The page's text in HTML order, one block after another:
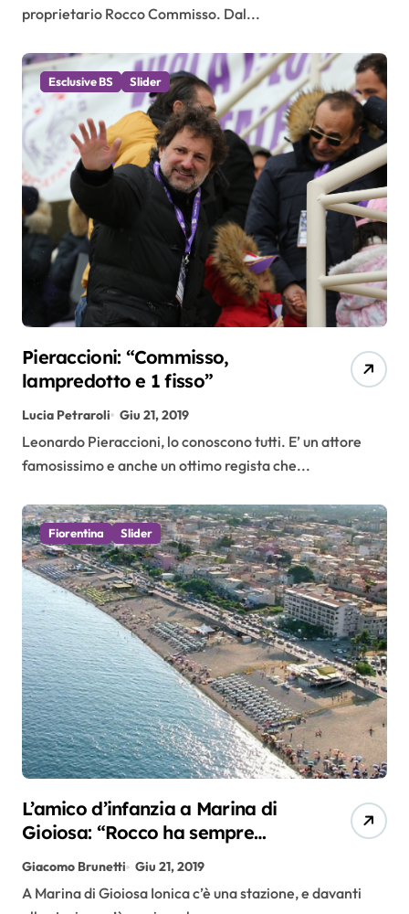
proprietario Rocco Commisso. Dal...
Esclusive BS Slider
Pieraccioni: “Commisso,
lampredotto e 1 fisso”
Lucia Petraroli Giu 21, 2019
Leonardo Pieraccioni, lo conoscono tutti. E’ un attore
famosissimo e anche un ottimo regista che...
Fiorentina Slider
L’amico d’infanzia a Marina di
Gioiosa: “Rocco ha sempre
amato il pallone. Il suo segreto?
Giacomo Brunetti Giu 21, 2019
A Marina di Gioiosa Ionica c’è una stazione, e davanti